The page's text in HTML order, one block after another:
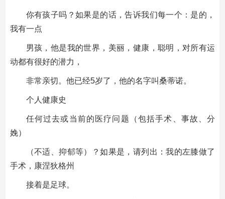
你有孩子吗？如果是的话，告诉我们每一个：是的，
我有一点
男孩，他是我的世界，美丽，健康，聪明，对所有运
动都有很好的潜力，
非常亲切。他已经5岁了，他的名字叫桑蒂诺。
个人健康史
任何过去或当前的医疗问题（包括手术、事故、分
娩）
（不适、抑郁等）？如果是，请列出：我的左膝做了
手术，康涅狄格州
接着是足球。